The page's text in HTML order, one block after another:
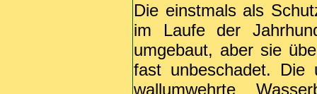
Die einstmals als
im Laufe der
umgebaut, aber sie
fast unbeschadet. Die
wallumwehrte